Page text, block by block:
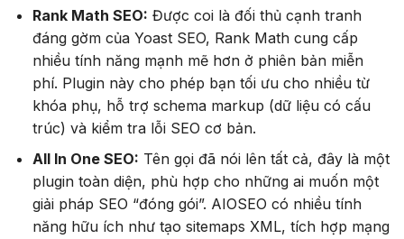
Rank Math SEO: Được coi là đối thủ cạnh tranh
đáng gờm của Yoast SEO, Rank Math cung cấp
nhiều tính năng mạnh mẽ hơn ở phiên bản miễn
phí. Plugin này cho phép bạn tối ưu cho nhiều từ
khóa phụ, hỗ trợ schema markup (dữ liệu có cấu
trúc) và kiểm tra lỗi SEO cơ bản.
All In One SEO: Tên gọi đã nói lên tất cả, đây là một
plugin toàn diện, phù hợp cho những ai muốn một
giải pháp SEO “đóng gói”. AIOSEO có nhiều tính
năng hữu ích như tạo sitemaps XML, tích hợp mạng